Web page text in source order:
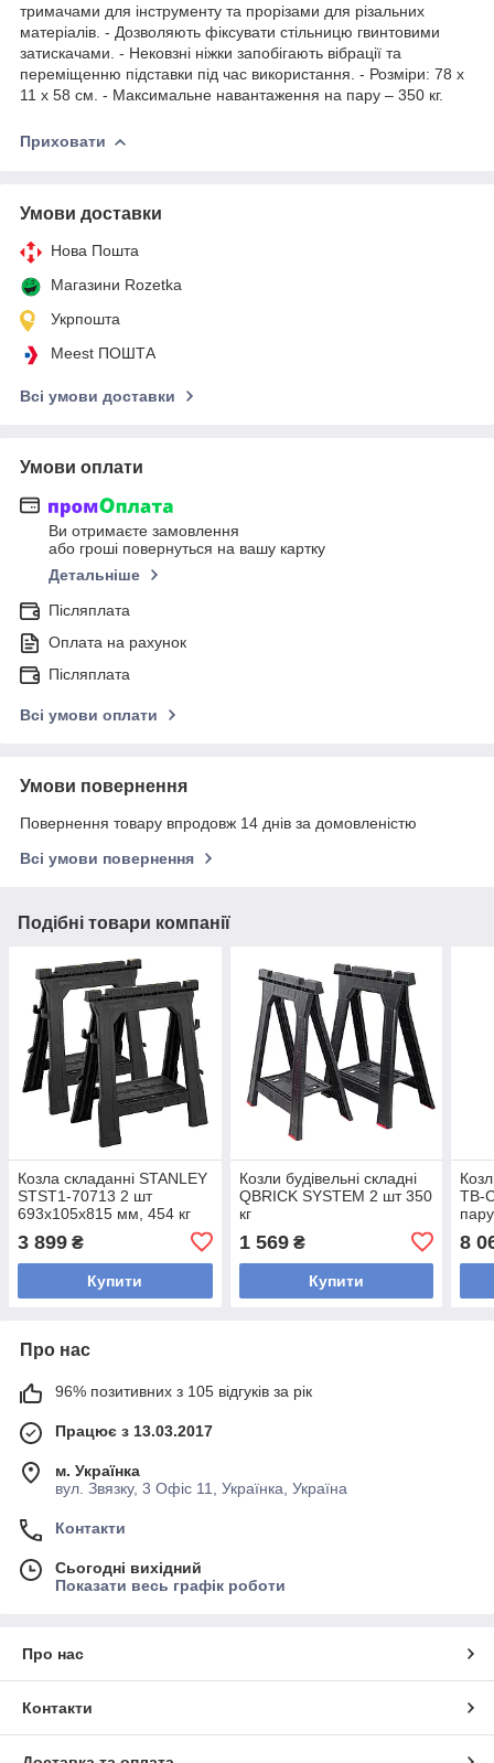
тримачами для інструменту та прорізами для різальних
матеріалів. - Дозволяють фіксувати стільницю гвинтовими
затискачами. - Нековзні ніжки запобігають вібрації та
переміщенню підставки під час використання. - Розміри: 78 х
11 х 58 см. - Максимальне навантаження на пару – 350 кг.
Приховати
Умови доставки
Нова Пошта
Магазини Rozetka
Укрпошта
Meest ПОШТА
Всі умови доставки
Умови оплати
Ви отримаєте замовлення
або гроші повернуться на вашу картку
Детальніше
Післяплата
Оплата на рахунок
Післяплата
Всі умови оплати
Умови повернення
Повернення товару впродовж 14 днів за домовленістю
Всі умови повернення
Подібні товари компанії
Козла складанні STANLEY
STST1-70713 2 шт
693x105x815 мм, 454 кг
3 899 ₴
Купити
Козли будівельні складні
QBRICK SYSTEM 2 шт 350
кг
1 569₴
Купити
TB-
пару
8
Про нас
96% позитивних з 105 відгуків за рік
Працює з 13.03.2017
м. Українка
вул. Звязку, 3 Офіс 11, Українка, Україна
Контакти
Сьогодні вихідний
Показати весь графік роботи
Про нас
Контакти